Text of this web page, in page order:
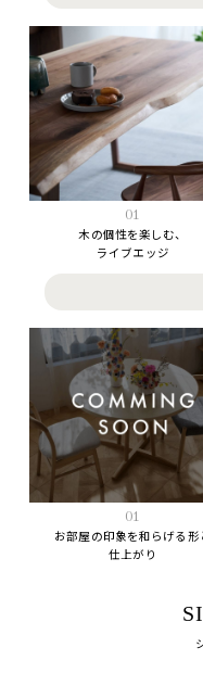
01
木の個性を楽しむ、
ライブエッジ
01
お部屋の印象を和らげる形
仕上がり